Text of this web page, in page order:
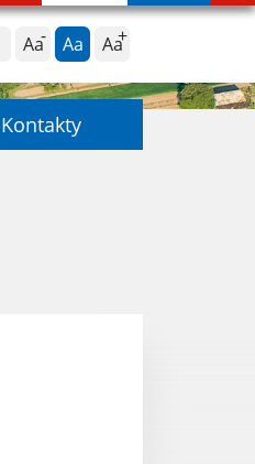
Aa Aa Aa
Kontakty